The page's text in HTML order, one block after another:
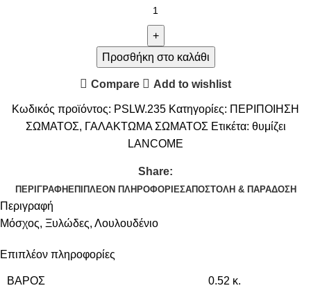
Προσθήκη στο καλάθι
Compare Add to wishlist
Κωδικός προϊόντος: PSLW.235 Κατηγορίες: ΠΕΡΙΠΟΙΗΣΗ
ΣΩΜΑΤΟΣ, ΓΑΛΑΚΤΩΜΑ ΣΩΜΑΤΟΣ Ετικέτα: θυμίζει
LANCOME
Share:
ΠΕΡΙΓΡΑΦΉ ΕΠΙΠΛΈΟΝ ΠΛΗΡΟΦΟΡΊΕΣΑΠΟΣΤΟΛΉ & ΠΑΡΆΔΟΣΗ
Περιγραφή
Μόσχος, Ξυλώδες, Λουλουδένιο
Επιπλέον πληροφορίες
ΒΆΡΟΣ 0.52 κ.